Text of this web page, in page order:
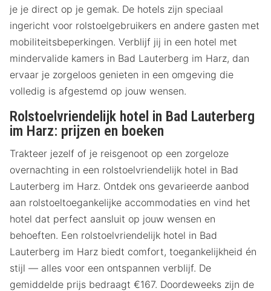
je je direct op je gemak. De hotels zijn speciaal
ingericht voor rolstoelgebruikers en andere gasten met
mobiliteitsbeperkingen. Verblijf jij in een hotel met
mindervalide kamers in Bad Lauterberg im Harz, dan
ervaar je zorgeloos genieten in een omgeving die
volledig is afgestemd op jouw wensen.
Rolstoelvriendelijk hotel in Bad Lauterberg
im Harz: prijzen en boeken
Trakteer jezelf of je reisgenoot op een zorgeloze
overnachting in een rolstoelvriendelijk hotel in Bad
Lauterberg im Harz. Ontdek ons gevarieerde aanbod
aan rolstoeltoegankelijke accommodaties en vind het
hotel dat perfect aansluit op jouw wensen en
behoeften. Een rolstoelvriendelijk hotel in Bad
Lauterberg im Harz biedt comfort, toegankelijkheid én
stijl — alles voor een ontspannen verblijf. De
gemiddelde prijs bedraagt €167. Doordeweeks zijn de